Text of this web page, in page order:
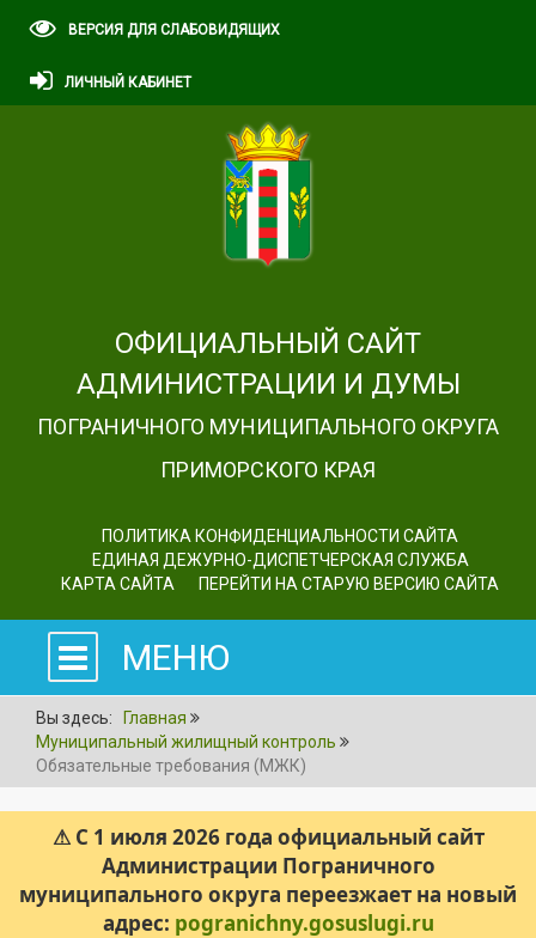
ВЕРСИЯ ДЛЯ СЛАБОВИДЯЩИХ
ЛИЧНЫЙ КАБИНЕТ
ОФИЦИАЛЬНЫЙ САЙТ
АДМИНИСТРАЦИИ И ДУМЫ
ПОГРАНИЧНОГО МУНИЦИПАЛЬНОГО ОКРУГА
ПРИМОРСКОГО КРАЯ
ПОЛИТИКА КОНФИДЕНЦИАЛЬНОСТИ САЙТА
ЕДИНАЯ ДЕЖУРНО-ДИСПЕТЧЕРСКАЯ СЛУЖБА
КАРТА САЙТА
ПЕРЕЙТИ НА СТАРУЮ ВЕРСИЮ САЙТА
МЕНЮ
Вы здесь:
Главная
Муниципальный жилищный контроль
Обязательные требования (МЖК)
⚠ С 1 июля 2026 года официальный сайт
Администрации Пограничного
муниципального округа переезжает на новый
адрес: pogranichny.gosuslugi.ru